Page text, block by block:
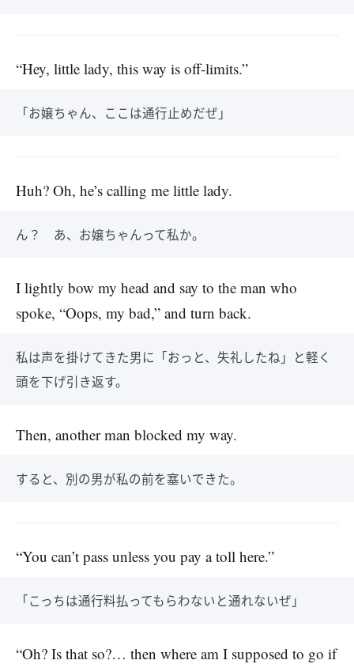
“Hey, little lady, this way is off-limits.”
「お嬢ちゃん、ここは通行止めだぜ」
Huh? Oh, he’s calling me little lady.
ん？ あ、お嬢ちゃんって私か。
I lightly bow my head and say to the man who
spoke, “Oops, my bad,” and turn back.
私は声を掛けてきた男に「おっと、失礼したね」と軽く
頭を下げ引き返す。
Then, another man blocked my way.
すると、別の男が私の前を塞いできた。
“You can’t pass unless you pay a toll here.”
「こっちは通行料払ってもらわないと通れないぜ」
“Oh? Is that so?… then where am I supposed to go if